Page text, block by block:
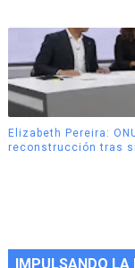
Elizabeth Pereira:
reconstrucción tras
IMPULSANDO LA